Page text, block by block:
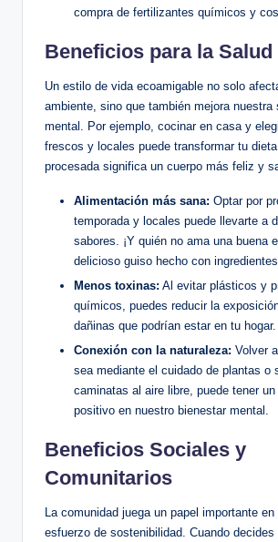
compra de fertilizantes químicos y
Beneficios para la Salud
Un estilo de vida ecoamigable no solo
ambiente, sino que también mejora
mental. Por ejemplo, cocinar en casa y
frescos y locales puede transformar tu
procesada significa un cuerpo más feliz y
Alimentación más sana: Optar por
temporada y locales puede llevarte a
sabores. ¡Y quién no ama una buena
delicioso guiso hecho con
Menos toxinas: Al evitar plásticos y
químicos, puedes reducir la
dañinas que podrían estar en tu hogar.
Conexión con la naturaleza: Volver
sea mediante el cuidado de plantas o
caminatas al aire libre, puede tener
positivo en nuestro bienestar mental.
Beneficios Sociales y
Comunitarios
La comunidad juega un papel importante
esfuerzo de sostenibilidad. Cuando